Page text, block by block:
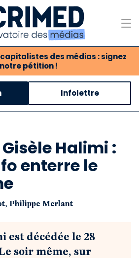
des médias : signez
notre pétition !
association
des médias
propositions
Notre revue
Boutique
Infolettre
Halimi :
enterre le
, Philippe Merlant
est décédée le 28
soir même, sur